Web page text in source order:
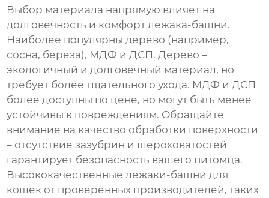
Выбор материала напрямую влияет на
долговечность и комфортлежака-башни.
Наиболее популярны дерево (например,
сосна, береза), МДФ и ДСП. Дерево –
экологичный и долговечный материал, но
требует более тщательного ухода. МДФ и ДСП
более доступны по цене, но могут быть менее
устойчивы к повреждениям. Обращайте
внимание на качество обработки поверхности
– отсутствие зазубрин и шероховатостей
гарантирует безопасность вашего питомца.
Высококачественныележаки-башни для
кошек от проверенных производителей, таких